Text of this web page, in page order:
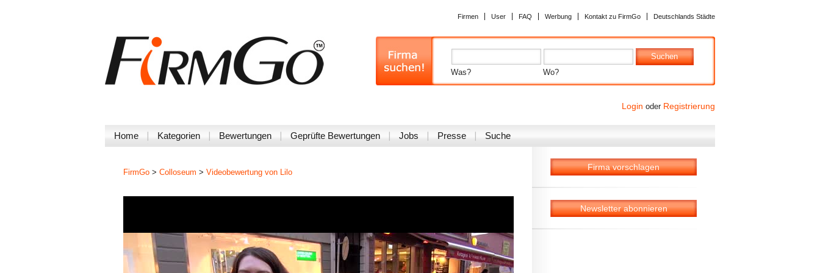
Firmen User FAQ Werbung Kontakt zu FirmGo Deutschlands Städte
Was? Wo?
Login oder Registrierung
Home Kategorien Bewertungen Geprüfte Bewertungen Jobs Presse Suche
Firma vorschlagen
Newsletter abonnieren
FirmGo > Colloseum > Videobewertung von Lilo